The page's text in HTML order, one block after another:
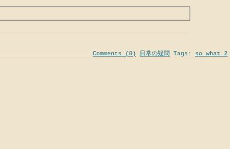
Comments (0) 日常の疑問 Tags: so what 2